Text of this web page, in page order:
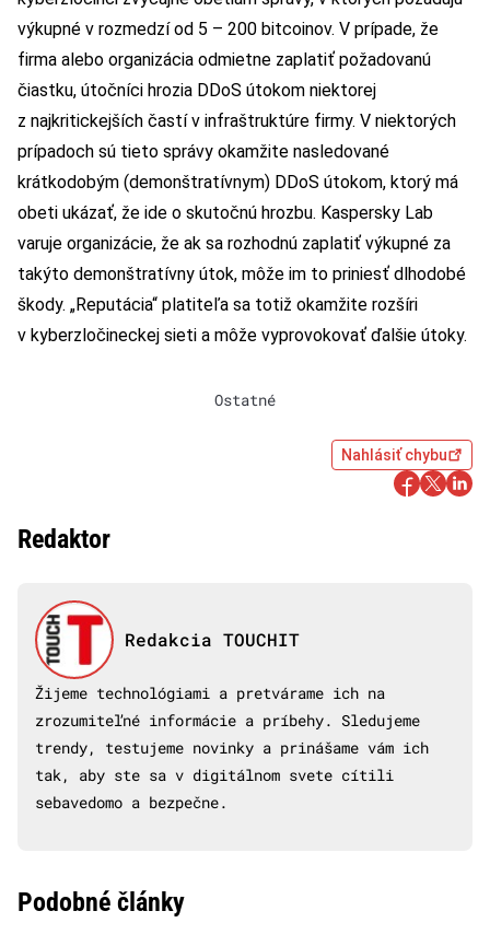
výkupné v rozmedzí od 5 – 200 bitcoinov. V prípade, že
firma alebo organizácia odmietne zaplatiť požadovanú
čiastku, útočníci hrozia DDoS útokom niektorej
z najkritickejších častí v infraštruktúre firmy. V niektorých
prípadoch sú tieto správy okamžite nasledované
krátkodobým (demonštratívnym) DDoS útokom, ktorý má
obeti ukázať, že ide o skutočnú hrozbu. Kaspersky Lab
varuje organizácie, že ak sa rozhodnú zaplatiť výkupné za
takýto demonštratívny útok, môže im to priniesť dlhodobé
škody. „Reputácia“ platiteľa sa totiž okamžite rozšíri
v kyberzločineckej sieti a môže vyprovokovať ďalšie útoky.
Ostatné
Nahlásiť chybu
Redaktor
Redakcia TOUCHIT
Žijeme technológiami a pretvárame ich na
zrozumiteľné informácie a príbehy. Sledujeme
trendy, testujeme novinky a prinášame vám ich
tak, aby ste sa v digitálnom svete cítili
sebavedomo a bezpečne.
Podobné články